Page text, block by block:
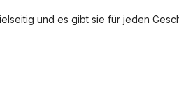
und es gibt sie für jeden